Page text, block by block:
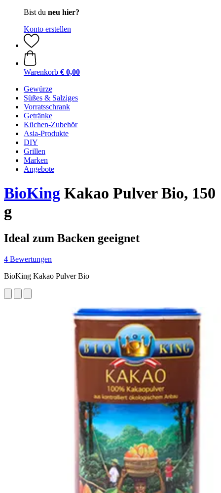
Bist du neu hier?
Konto erstellen
Warenkorb € 0,00
Gewürze
Süßes & Salziges
Vorratsschrank
Getränke
Küchen-Zubehör
Asia-Produkte
DIY
Grillen
Marken
Angebote
BioKing Kakao Pulver Bio, 150
g
Ideal zum Backen geeignet
4 Bewertungen
BioKing Kakao Pulver Bio